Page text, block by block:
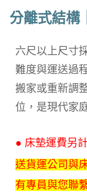
分離式結構
六尺以上尺寸
難度與運送過
搬家或重新調
位，是現代家
● 床墊運費另計
送貨運公司與
有專員與您聯